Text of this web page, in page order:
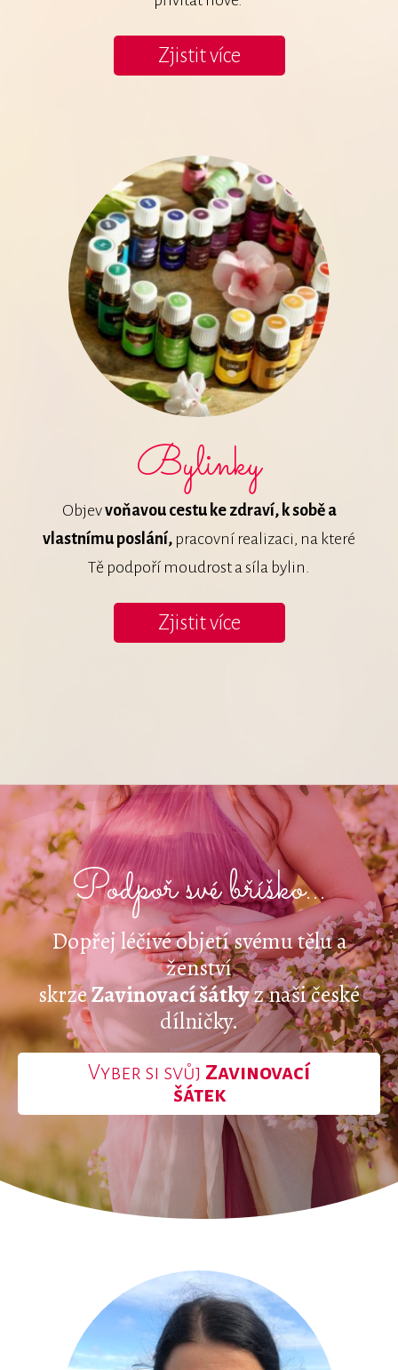
Zjistit více
Bylinky
Objevvoňavou cestu ke zdraví, k sobě a
vlastnímu poslání, pracovní realizaci, na které
Tě podpoří moudrost a síla bylin.
Zjistit více
Podpoř své bříško...
Dopřej léčivé objetí svému tělu a
ženství
skrzeZavinovací šátkyz naši české
dílničky.
Vyber si svůj Zavinovací
šátek